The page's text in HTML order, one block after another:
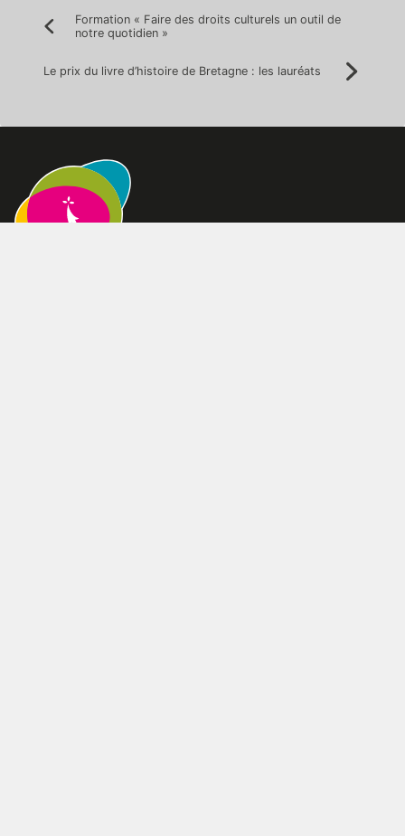
Navigation
l’article
Précédent:
Formation « Faire des droits culturels un outil de
notre quotidien »
Le prix du livre d’histoire de Bretagne : les lauréats